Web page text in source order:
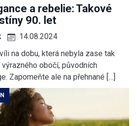
a rebelie: Takové
90. let
14.08.2024
na dobu, která nebyla zase tak
obočí, původních
Zapomeňte ale na přehnané […]